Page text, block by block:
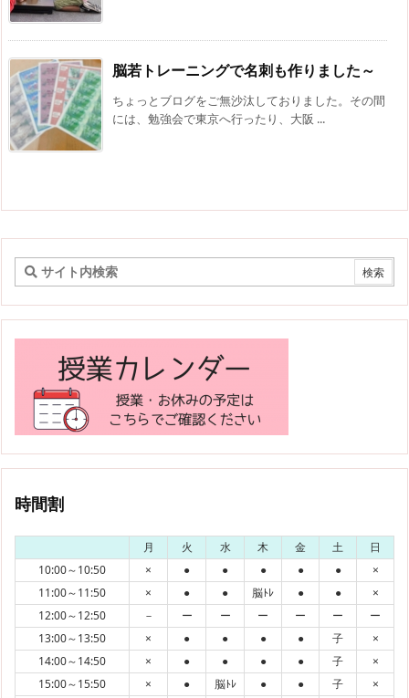
脳若トレーニングで名刺も作りました～
ちょっとブログをご無沙汰しておりました。その間
には、勉強会で東京へ行ったり、大阪 ...
時間割
月 火 水 木 金 土
日
10:00～10:50
× ● ● ● ● ●
×
11:00～11:50
× ● ● 脳ﾄﾚ ● ●
×
12:00～12:50
－ ー ー ー ー ー
ー
13:00～13:50
× ● ● ● ● 子
×
14:00～14:50
× ● ● ● ● 子
×
15:00～15:50
× ● 脳ﾄﾚ ● ● 子
×